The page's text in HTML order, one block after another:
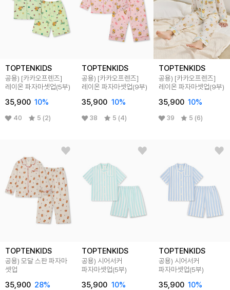
TOPTENKIDS
공용) [카카오프렌즈]
레이온 파자마셋업(5부)
35,900 10%
40 5 (2)
TOPTENKIDS
공용) [카카오프렌즈]
레이온 파자마셋업(9부)
35,900 10%
38 5 (4)
TOPTENKIDS
공용) [카카오프렌즈]
레이온 파자마셋업(9부)
35,900 10%
39 5 (6)
TOPTENKIDS
공용) 모달 스판 파자마
셋업
35,900 28%
TOPTENKIDS
공용) 시어서커
파자마셋업(5부)
35,900 10%
TOPTENKIDS
공용) 시어서커
파자마셋업(5부)
35,900 10%